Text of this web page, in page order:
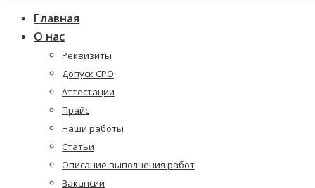
Главная
О нас
Реквизиты
Допуск СРО
Аттестации
Прайс
Наши работы
Статьи
Описание выполнения работ
Вакансии